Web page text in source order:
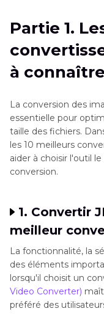
Partie 2.
WEBP
Conclusion
Partie 1.
à connaître
La conversion des
essentielle pour
taille des fichiers.
les 10 meilleurs
aider à choisir l'outil
conversion.
1. Convertir
meilleur
La fonctionnalité, la
des éléments
lorsqu'il choisit un
Video Converter)
préféré des